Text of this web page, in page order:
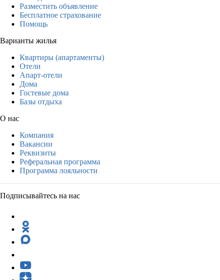
Разместить объявление
Бесплатное страхование
Помощь
Варианты жилья
Квартиры (апартаменты)
Отели
Апарт-отели
Дома
Гостевые дома
Базы отдыха
О нас
Компания
Вакансии
Реквизиты
Реферальная программа
Программа лояльности
Подписывайтесь на нас